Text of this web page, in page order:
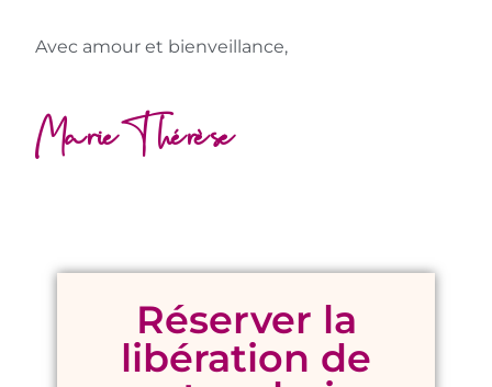
Avec amour et bienveillance,
Marie-Thérèse
Réserver la
libération de